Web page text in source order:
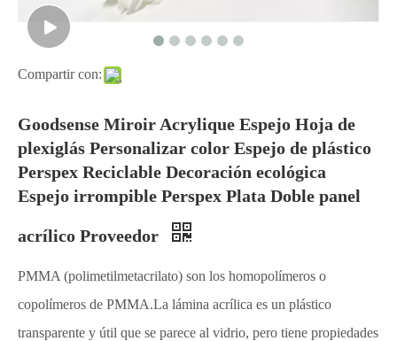
Compartir con:
Goodsense Miroir Acrylique Espejo Hoja de
plexiglás Personalizar color Espejo de plástico
Perspex Reciclable Decoración ecológica
Espejo irrompible Perspex Plata Doble panel
acrílico Proveedor
PMMA (polimetilmetacrilato) son los homopolímeros o
copolímeros de PMMA.La lámina acrílica es un plástico
transparente y útil que se parece al vidrio, pero tiene propiedades